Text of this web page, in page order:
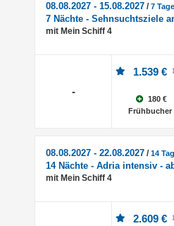
08.08.2027 - 15.08.2027 /7 Tage
7 Nächte - Sehnsuchtsziele
mit Mein Schiff 4
-
1.539 €
180 €
Frühbucher
08.08.2027 - 22.08.2027 /14
14 Nächte - Adria intensiv -
mit Mein Schiff 4
2.609 €